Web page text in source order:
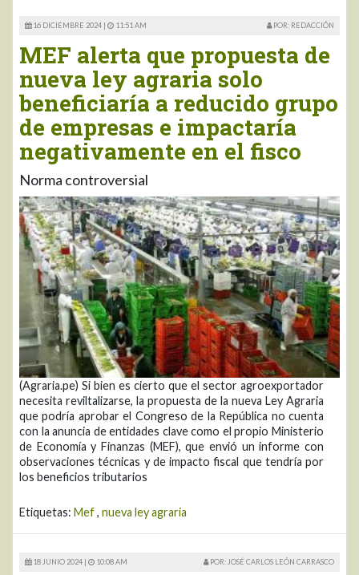
16 DICIEMBRE 2024 | 11:51 AM POR: REDACCIÓN
MEF alerta que propuesta de
nueva ley agraria solo
beneficiaría a reducido grupo
de empresas e impactaría
negativamente en el fisco
Norma controversial
(Agraria.pe) Si bien es cierto que el sector agroexportador
necesita reviltalizarse, la propuesta de la nueva Ley Agraria
que podría aprobar el Congreso de la República no cuenta
con la anuncia de entidades clave como el propio Ministerio
de Economía y Finanzas (MEF), que envió un informe con
observaciones técnicas y de impacto fiscal que tendría por
los beneficios tributarios
Etiquetas: Mef, nueva ley agraria
18 JUNIO 2024 | 10:08 AM POR: JOSÉ CARLOS LEÓN CARRASCO